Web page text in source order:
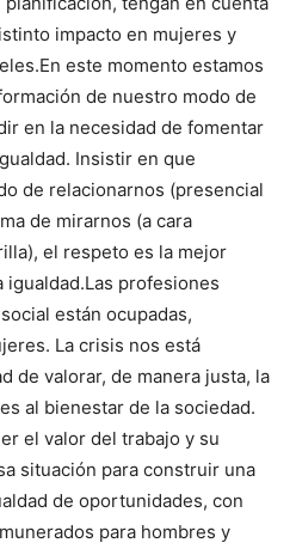
impacto en mujeres y
En este momento estamos
de nuestro modo de
en la necesidad de fomentar
Insistir en que
de relacionarnos (presencial
de mirarnos (a cara
el respeto es la mejor
igualdad.Las profesiones
están ocupadas,
La crisis nos está
de valorar, de manera justa, la
al bienestar de la sociedad.
el valor del trabajo y su
situación para construir una
de oportunidades, con
para hombres y